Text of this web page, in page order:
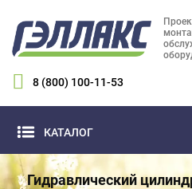
8 (800) 100-11-53
КАТАЛОГ
Гидравлический